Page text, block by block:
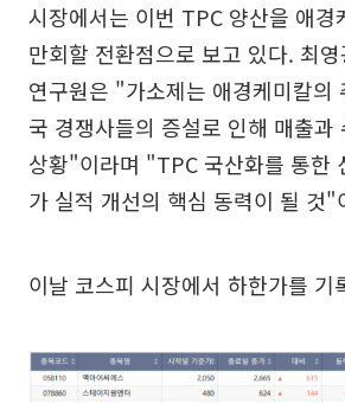
시장에서는 이번 TPC 양산을 애경
만회할 전환점으로 보고 있다. 최
연구원은 "가소제는 애경케미칼의
국 경쟁사들의 증설로 인해 매출과
상황"이라며 "TPC 국산화를 통한
가 실적 개선의 핵심 동력이 될 것"
이날 코스피 시장에서 하한가를 기